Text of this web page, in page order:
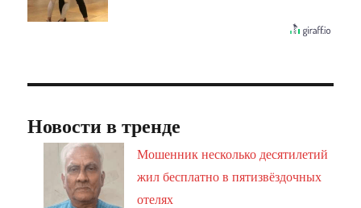
Новости в тренде
Мошенник несколько десятилетий
жил бесплатно в пятизвёздочных
отелях